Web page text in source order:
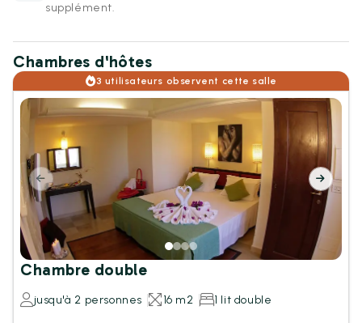
supplément.
Chambres d'hôtes
3 utilisateurs observent cette salle
Chambre double
jusqu'à 2 personnes 16 m2 1 lit double